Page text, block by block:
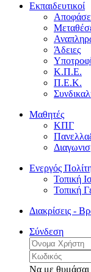
Εκπαιδευτικοί
Άδειες
Κ.Π.Ε.
Π.Ε.Κ.
Μαθητές
ΚΠΓ
Ενεργός
Τοπική
Τοπική
Διακρίσεις -
Σύνδεση
Να με θυμάσαι